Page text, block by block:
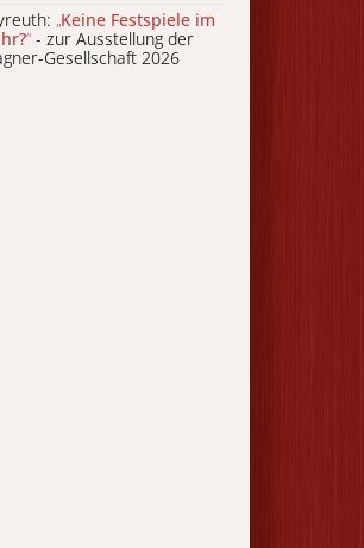
„Keine Festspiele im
“ - zur Ausstellung der
Gesellschaft 2026